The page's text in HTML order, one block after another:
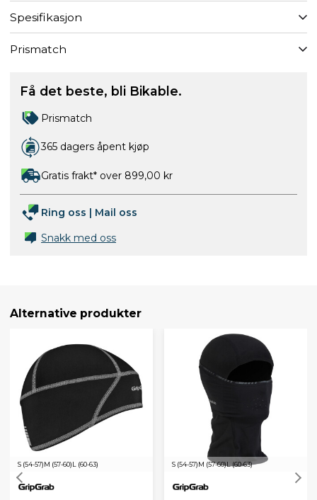
Spesifikasjon
Prismatch
Få det beste, bli Bikable.
Prismatch
365 dagers åpent kjøp
Gratis frakt* over 899,00 kr
Ring oss | Mail oss
Snakk med oss
Alternative produkter
S (54-57)M (57-60)L (60-63) S (54-57)M (57-60)L (60-63)